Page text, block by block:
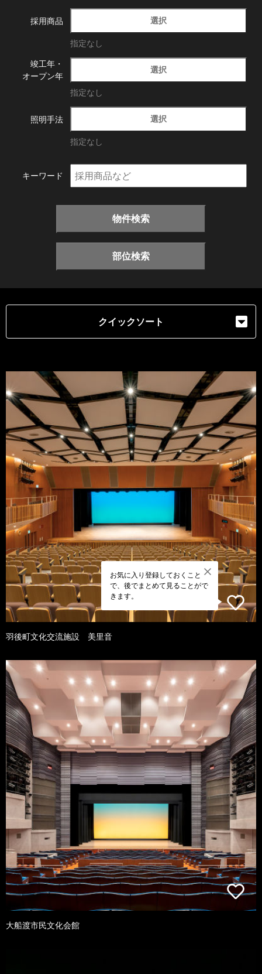
採用商品 選択
指定なし
竣工年・
オープン年
選択
指定なし
照明手法 選択
指定なし
キーワード
物件検索
部位検索
クイックソート
お気に入り登録しておくこと
で、後でまとめて見ることがで
きます。
羽後町文化交流施設 美里音
大船渡市民文化会館